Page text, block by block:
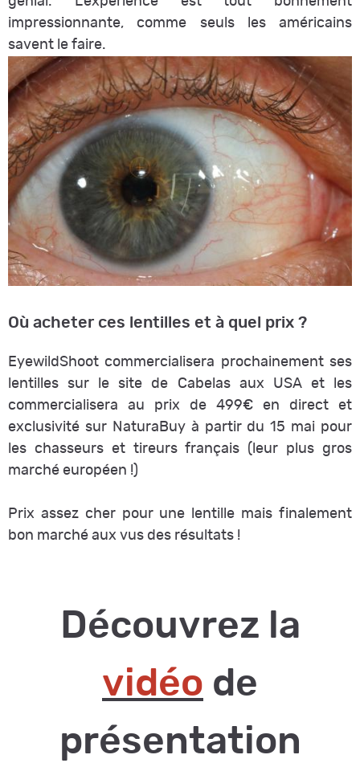
impressionnante, comme seuls les américains
savent le faire.
Où acheter ces lentilles et à quel prix ?
EyewildShoot commercialisera prochainement ses
lentilles sur le site de Cabelas aux USA et les
commercialisera au prix de 499€ en direct et
exclusivité sur NaturaBuy à partir du 15 mai pour
les chasseurs et tireurs français (leur plus gros
marché européen !)
Prix assez cher pour une lentille mais finalement
bon marché aux vus des résultats !
Découvrez la
vidéo de
présentation